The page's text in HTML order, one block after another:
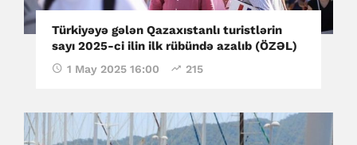
Türkiyəyə gələn Qazaxıstanlı turistlərin
sayı 2025-ci ilin ilk rübündə azalıb (ÖZƏL)
1 May 2025 16:00 215